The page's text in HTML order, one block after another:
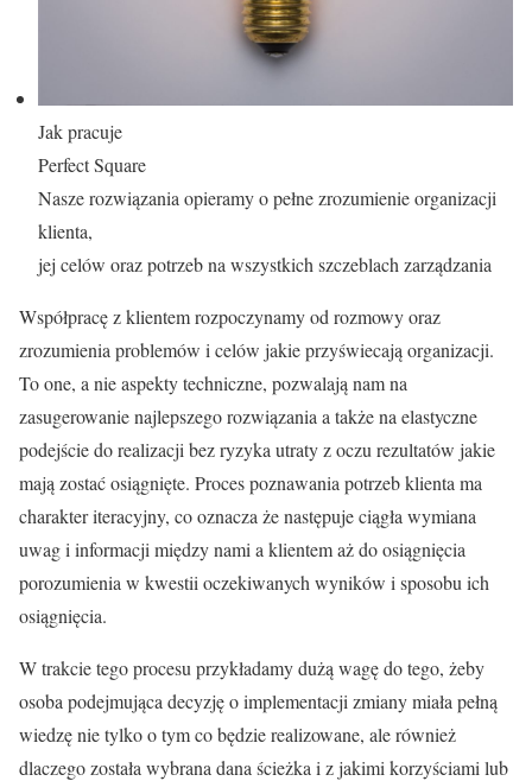
Jak pracuje
Perfect Square
Nasze rozwiązania opieramy o pełne zrozumienie organizacji
klienta,
jej celów oraz potrzeb na wszystkich szczeblach zarządzania
Współpracę z klientem rozpoczynamy od rozmowy oraz
zrozumienia problemów i celów jakie przyświecają organizacji.
To one, a nie aspekty techniczne, pozwalają nam na
zasugerowanie najlepszego rozwiązania a także na elastyczne
podejście do realizacji bez ryzyka utraty z oczu rezultatów jakie
mają zostać osiągnięte. Proces poznawania potrzeb klienta ma
charakter iteracyjny, co oznacza że następuje ciągła wymiana
uwag i informacji między nami a klientem aż do osiągnięcia
porozumienia w kwestii oczekiwanych wyników i sposobu ich
osiągnięcia.
W trakcie tego procesu przykładamy dużą wagę do tego, żeby
osoba podejmująca decyzję o implementacji zmiany miała pełną
wiedzę nie tylko o tym co będzie realizowane, ale również
dlaczego została wybrana dana ścieżka i z jakimi korzyściami lub